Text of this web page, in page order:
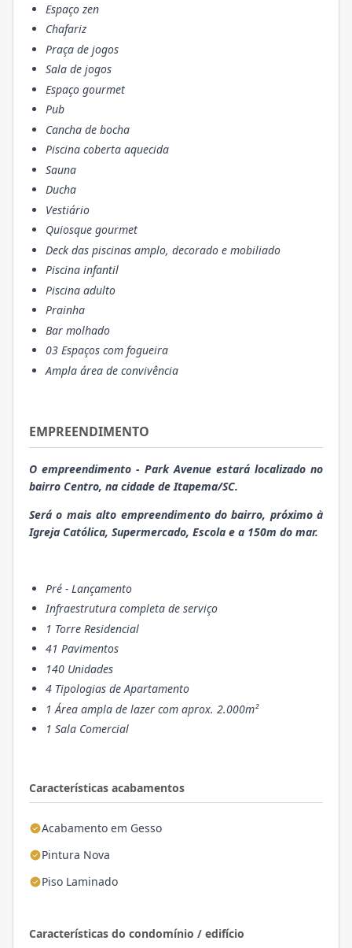
Características acabamentos
Acabamento em Gesso
Pintura Nova
Piso Laminado
Características do condomínio / edifício
Espaço zen
Chafariz
Praça de jogos
Sala de jogos
Espaço gourmet
Pub
Cancha de bocha
Piscina coberta aquecida
Sauna
Ducha
Vestiário
Quiosque gourmet
Deck das piscinas amplo, decorado e mobiliado
Piscina infantil
Piscina adulto
Prainha
Bar molhado
03 Espaços com fogueira
Ampla área de convivência
EMPREENDIMENTO
O empreendimento - Park Avenue estará localizado no
bairro Centro, na cidade de Itapema/SC.
Será o mais alto empreendimento do bairro, próximo à
Igreja Católica, Supermercado, Escola e a 150m do mar.
Pré - Lançamento
Infraestrutura completa de serviço
1 Torre Residencial
41 Pavimentos
140 Unidades
4 Tipologias de Apartamento
1 Área ampla de lazer com aprox. 2.000m²
1 Sala Comercial